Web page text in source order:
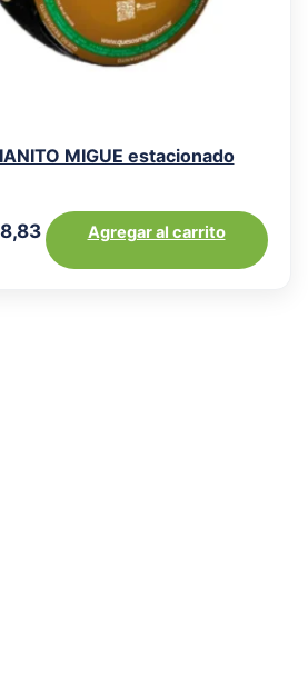
MIGUE estacionado
Agregar al carrito